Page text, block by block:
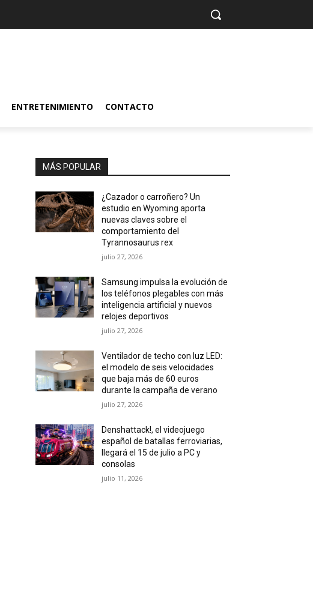
ENTRETENIMIENTO CONTACTO
MÁS POPULAR
¿Cazador o carroñero? Un
estudio en Wyoming aporta
nuevas claves sobre el
comportamiento del
Tyrannosaurus rex
julio 27, 2026
Samsung impulsa la evolución de
los teléfonos plegables con más
inteligencia artificial y nuevos
relojes deportivos
julio 27, 2026
Ventilador de techo con luz LED:
el modelo de seis velocidades
que baja más de 60 euros
durante la campaña de verano
julio 27, 2026
Denshattack!, el videojuego
español de batallas ferroviarias,
llegará el 15 de julio a PC y
consolas
julio 11, 2026